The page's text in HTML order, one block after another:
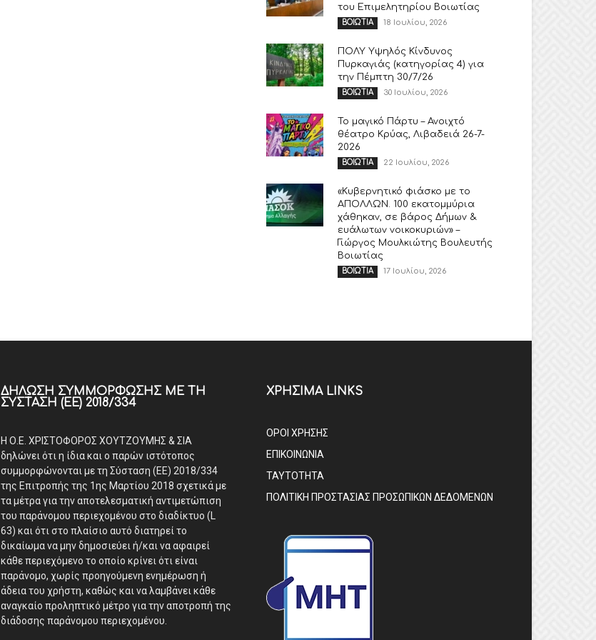
του Επιμελητηρίου Βοιωτίας
ΒΟΙΩΤΙΑ 18 Ιουλίου, 2026
ΠΟΛΥ Υψηλός Κίνδυνος
Πυρκαγιάς (κατηγορίας 4) για
την Πέμπτη 30/7/26
ΒΟΙΩΤΙΑ 30 Ιουλίου, 2026
Το μαγικό Πάρτυ – Ανοιχτό
θέατρο Κρύας, Λιβαδειά 26-7-
2026
ΒΟΙΩΤΙΑ 22 Ιουλίου, 2026
«Κυβερνητικό φιάσκο με το
ΑΠΟΛΛΩΝ. 100 εκατομμύρια
χάθηκαν, σε βάρος Δήμων &
ευάλωτων νοικοκυριών» –
Γιώργος Μουλκιώτης Βουλευτής
Βοιωτίας
ΒΟΙΩΤΙΑ 17 Ιουλίου, 2026
ΔΉΛΩΣΗ ΣΥΜΜΌΡΦΩΣΗΣ ΜΕ ΤΗ
ΣΎΣΤΑΣΗ (ΕΕ) 2018/334
Η Ο.Ε. ΧΡΙΣΤΟΦΟΡΟΣ ΧΟΥΤΖΟΥΜΗΣ & ΣΙΑ
δηλώνει ότι η ίδια και ο παρών ιστότοπος
συμμορφώνονται με τη Σύσταση (ΕΕ) 2018/334
της Επιτροπής της 1ης Μαρτίου 2018 σχετικά με
τα μέτρα για την αποτελεσματική αντιμετώπιση
του παράνομου περιεχομένου στο διαδίκτυο (L
63) και ότι στο πλαίσιο αυτό διατηρεί το
δικαίωμα να μην δημοσιεύει ή/και να αφαιρεί
κάθε περιεχόμενο το οποίο κρίνει ότι είναι
παράνομο, χωρίς προηγούμενη ενημέρωση ή
άδεια του χρήστη, καθώς και να λαμβάνει κάθε
αναγκαίο προληπτικό μέτρο για την αποτροπή της
διάδοσης παράνομου περιεχομένου.
ΧΡΗΣΙΜΑ LINKS
ΟΡΟΙ ΧΡΗΣΗΣ
ΕΠΙΚΟΙΝΩΝΙΑ
ΤΑΥΤΟΤΗΤΑ
ΠΟΛΙΤΙΚΗ ΠΡΟΣΤΑΣΙΑΣ ΠΡΟΣΩΠΙΚΩΝ ΔΕΔΟΜΕΝΩΝ